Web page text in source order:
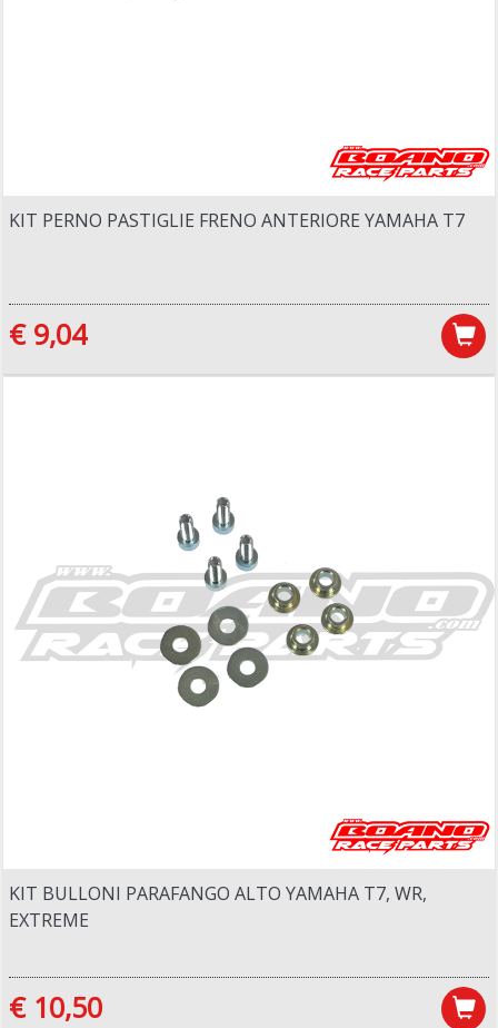
KIT PERNO PASTIGLIE FRENO ANTERIORE YAMAHA T7
€ 9,04
KIT BULLONI PARAFANGO ALTO YAMAHA T7, WR,
EXTREME
€ 10,50